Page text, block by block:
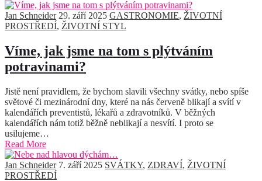
Jan Schneider 29. září 2025 GASTRONOMIE, ŽIVOTNÍ
PROSTŘEDÍ, ŽIVOTNÍ STYL
Víme, jak jsme na tom s plýtváním
potravinami?
Jistě není pravidlem, že bychom slavili všechny svátky, nebo spíše
světové či mezinárodní dny, které na nás červeně blikají a svítí v
kalendářích preventistů, lékařů a zdravotníků. V běžných
kalendářích nám totiž běžně neblikají a nesvítí. I proto se
usilujeme…
Read More
Jan Schneider 7. září 2025 SVÁTKY, ZDRAVÍ, ŽIVOTNÍ
PROSTŘEDÍ